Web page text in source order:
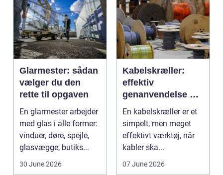
Glarmester: sådan
vælger du den
rette til opgaven
En glarmester arbejder
med glas i alle former:
vinduer, døre, spejle,
glasvægge, butiks...
30 June 2026
Kabelskræller:
effektiv
genanvendelse og
bedre økonomi i
kabelhåndtering
En kabelskræller er et
simpelt, men meget
effektivt værktøj, når
kabler ska...
07 June 2026